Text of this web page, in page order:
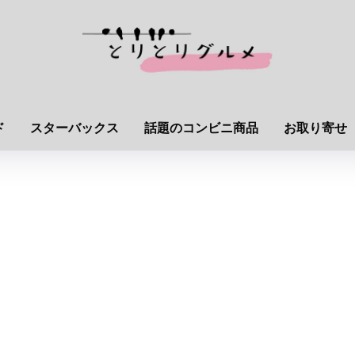
スターバックス 話題のコンビニ商品 お取り寄せ